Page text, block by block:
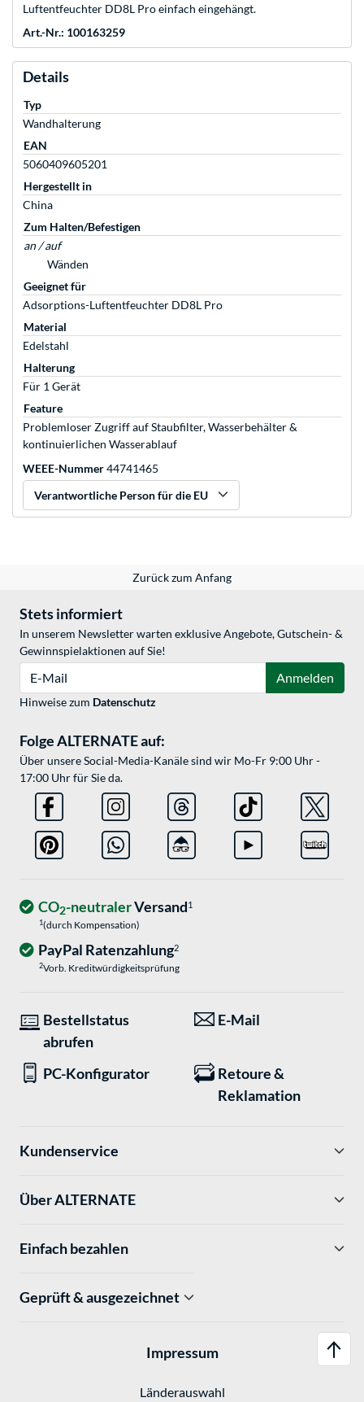
Luftentfeuchter DD8L Pro einfach eingehängt.
Art.-Nr.: 100163259
Details
Typ
Wandhalterung
EAN
5060409605201
Hergestellt in
China
Zum Halten/Befestigen
an / auf
Wänden
Geeignet für
Adsorptions-Luftentfeuchter DD8L Pro
Material
Edelstahl
Halterung
Für 1 Gerät
Feature
Problemloser Zugriff auf Staubfilter, Wasserbehälter &
kontinuierlichen Wasserablauf
WEEE-Nummer44741465
Verantwortliche Person für die EU
Zurück zum Anfang
Stets informiert
In unserem Newsletter warten exklusive Angebote, Gutschein- &
Gewinnspielaktionen auf Sie!
Anmelden
Hinweise zum Datenschutz
Folge ALTERNATE auf:
Über unsere Social-Media-Kanäle sind wir Mo-Fr 9:00 Uhr -
17:00 Uhr für Sie da.
CO2-neutralerVersand1
1(durch Kompensation)
PayPal Ratenzahlung2
2Vorb. Kreditwürdigkeitsprüfung
Bestellstatus
abrufen
E-Mail
PC-Konfigurator
Retoure &
Reklamation
Kundenservice
Über ALTERNATE
Einfach bezahlen
Geprüft & ausgezeichnet
Impressum
Länderauswahl